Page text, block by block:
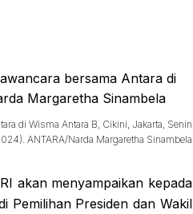
di Wisma Antara B, Cikini, Jakarta, Senin
ANTARA/Narda Margaretha Sinambela
akan menyampaikan kepada
Pemilihan Presiden dan Wakil